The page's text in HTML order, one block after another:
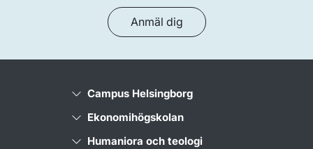
Anmäl dig
Campus Helsingborg
Ekonomihögskolan
Humaniora och teologi